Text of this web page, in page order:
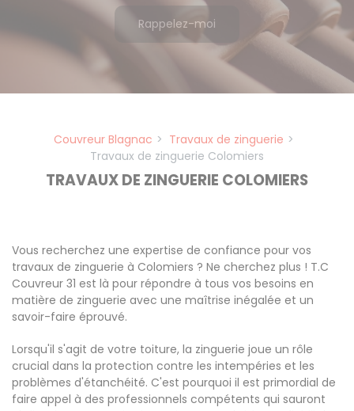
Rappelez-moi
Couvreur Blagnac
Travaux de zinguerie
Travaux de zinguerie Colomiers
TRAVAUX DE ZINGUERIE COLOMIERS
Vous recherchez une expertise de confiance pour vos
travaux de zinguerie à Colomiers ? Ne cherchez plus ! T.C
Couvreur 31 est là pour répondre à tous vos besoins en
matière de zinguerie avec une maîtrise inégalée et un
savoir-faire éprouvé.
Lorsqu'il s'agit de votre toiture, la zinguerie joue un rôle
crucial dans la protection contre les intempéries et les
problèmes d'étanchéité. C'est pourquoi il est primordial de
faire appel à des professionnels compétents qui sauront